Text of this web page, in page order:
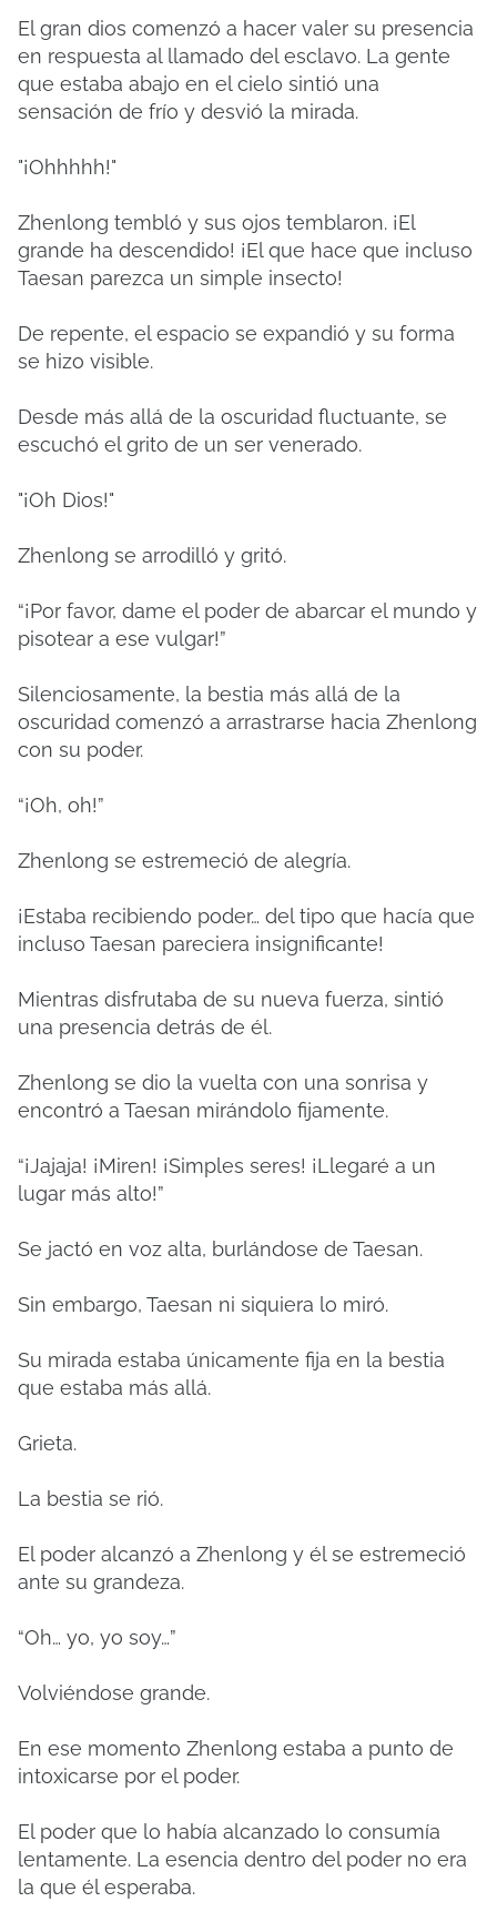
El gran dios comenzó a hacer valer su presencia
en respuesta al llamado del esclavo. La gente
que estaba abajo en el cielo sintió una
sensación de frío y desvió la mirada.
"¡Ohhhhh!"
Zhenlong tembló y sus ojos temblaron. ¡El
grande ha descendido! ¡El que hace que incluso
Taesan parezca un simple insecto!
De repente, el espacio se expandió y su forma
se hizo visible.
Desde más allá de la oscuridad fluctuante, se
escuchó el grito de un ser venerado.
"¡Oh Dios!"
Zhenlong se arrodilló y gritó.
“¡Por ​​favor, dame el poder de abarcar el mundo y
pisotear a ese vulgar!”
Silenciosamente, la bestia más allá de la
oscuridad comenzó a arrastrarse hacia Zhenlong
con su poder.
“¡Oh, oh!”
Zhenlong se estremeció de alegría.
¡Estaba recibiendo poder… del tipo que hacía que
incluso Taesan pareciera insignificante!
Mientras disfrutaba de su nueva fuerza, sintió
una presencia detrás de él.
Zhenlong se dio la vuelta con una sonrisa y
encontró a Taesan mirándolo fijamente.
“¡Jajaja! ¡Miren! ¡Simples seres! ¡Llegaré a un
lugar más alto!”
Se jactó en voz alta, burlándose de Taesan.
Sin embargo, Taesan ni siquiera lo miró.
Su mirada estaba únicamente fija en la bestia
que estaba más allá.
Grieta.
La bestia se rió.
El poder alcanzó a Zhenlong y él se estremeció
ante su grandeza.
“Oh… yo, yo soy…”
Volviéndose grande.
En ese momento Zhenlong estaba a punto de
intoxicarse por el poder.
El poder que lo había alcanzado lo consumía
lentamente. La esencia dentro del poder no era
la que él esperaba.